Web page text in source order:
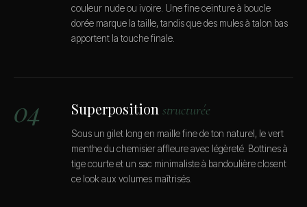
couleur nude ou ivoire. Une fine ceinture à boucle
dorée marque la taille, tandis que des mules à talon bas
apportent la touche finale.
04 Superposition structurée
Sous un gilet long en maille fine de ton naturel, le vert
menthe du chemisier affleure avec légèreté. Bottines à
tige courte et un sac minimaliste à bandoulière closent
ce look aux volumes maîtrisés.